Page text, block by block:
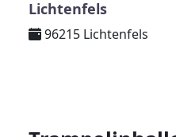
Lichtenfels
96215 Lichtenfels